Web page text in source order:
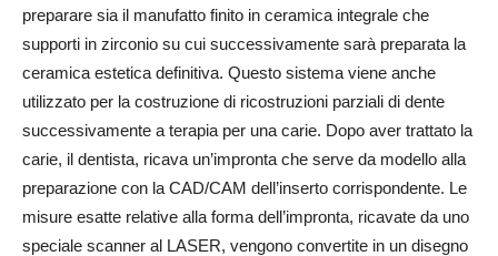
preparare sia il manufatto finito in ceramica integrale che
supporti in zirconio su cui successivamente sarà preparata la
ceramica estetica definitiva. Questo sistema viene anche
utilizzato per la costruzione di ricostruzioni parziali di dente
successivamente a terapia per una carie. Dopo aver trattato la
carie, il dentista, ricava un’impronta che serve da modello alla
preparazione con la CAD/CAM dell’inserto corrispondente. Le
misure esatte relative alla forma dell’impronta, ricavate da uno
speciale scanner al LASER, vengono convertite in un disegno